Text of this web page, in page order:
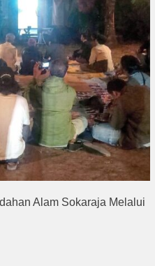
Alam Sokaraja Melalui